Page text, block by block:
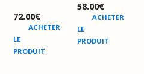
72.00€
ACHETER
LE
PRODUIT
58.00€
ACHETER
LE
PRODUIT